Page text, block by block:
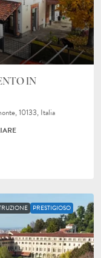
IN
10133, Italia
PRESTIGIOSO